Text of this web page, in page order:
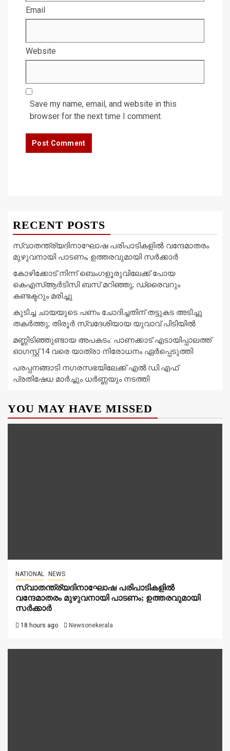
Email
Website
Save my name, email, and website in this
browser for the next time I comment.
RECENT POSTS
സ്വാതന്ത്ര്യദിനാഘോഷ പരിപാടികളിൽ വന്ദേമാതരം
മുഴുവനായി പാടണം; ഉത്തരവുമായി സർക്കാർ
കോഴിക്കോട് നിന്ന് ബെംഗളൂരുവിലേക്ക് പോയ
കെഎസ്ആർടിസി ബസ് മറിഞ്ഞു; ഡ്രൈവറും
കണ്ടക്ടറും മരിച്ചു
കുടിച്ച ചായയുടെ പണം ചോദിച്ചതിന് തട്ടുകട അടിച്ചു
തകർത്തു; തിരൂർ സ്വദേശിയായ യുവാവ് പിടിയിൽ
മണ്ണിടിഞ്ഞുണ്ടായ അപകടം: പാണക്കാട് എടായിപ്പാലത്ത്
ഓഗസ്റ്റ് 14 വരെ യാത്രാ നിരോധനം ഏര്‍പ്പെടുത്തി
പരപ്പനങ്ങാടി നഗരസഭയിലേക്ക് എൽ.ഡി.എഫ്
പ്രതിഷേധ മാർച്ചും ധർണ്ണയും നടത്തി
YOU MAY HAVE MISSED
NATIONAL NEWS
സ്വാതന്ത്ര്യദിനാഘോഷ പരിപാടികളിൽ
വന്ദേമാതരം മുഴുവനായി പാടണം; ഉത്തരവുമായി
സർക്കാർ
18 hours ago Newsonekerala